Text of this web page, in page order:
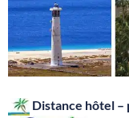
Distance hôtel –